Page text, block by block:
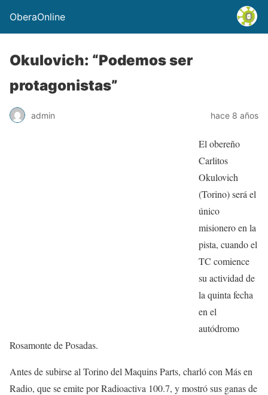
OberaOnline
Okulovich: “Podemos ser
protagonistas”
admin hace 8 años
El obereño
Carlitos
Okulovich
(Torino) será el
único
misionero en la
pista, cuando el
TC comience
su actividad de
la quinta fecha
en el
autódromo
Rosamonte de Posadas.
Antes de subirse al Torino del Maquins Parts, charló con Más en
Radio, que se emite por Radioactiva 100.7, y mostró sus ganas de